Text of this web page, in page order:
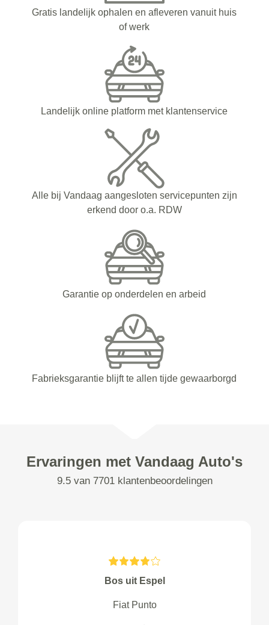
Gratis landelijk ophalen en afleveren vanuit huis
of werk
Landelijk online platform met klantenservice
Alle bij Vandaag aangesloten servicepunten zijn
erkend door o.a. RDW
Garantie op onderdelen en arbeid
Fabrieksgarantie blijft te allen tijde gewaarborgd
Ervaringen met Vandaag Auto's
9.5 van 7701 klantenbeoordelingen
Bos uit Espel
Fiat Punto